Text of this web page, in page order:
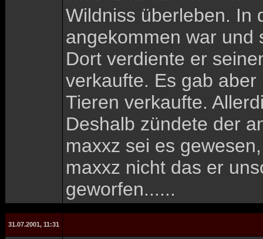
Wildniss überleben. In
angekommen war und
Dort verdiente er
verkaufte. Es gab
Tieren verkaufte.
Deshalb zündete der
maxxz sei es
maxxz nicht das er
geworfen......
31.07.2001, 11:31